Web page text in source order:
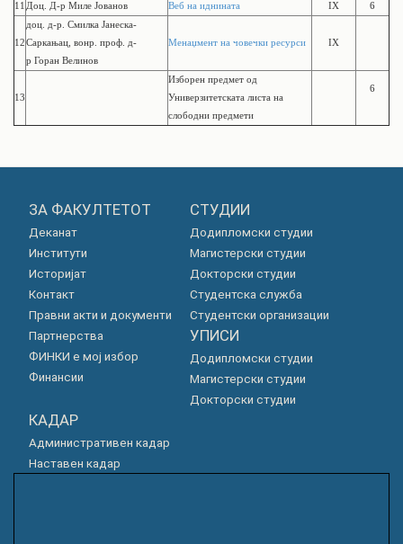
11 Доц. Д-р Миле Јованов Веб на иднината IX 6
12
доц. д-р. Смилка Јанеска-
Саркањац, вонр. проф. д-
р Горан Велинов
Менаџмент на човечки ресурси IX
13
Изборен предмет од
Универзитетската листа на
слободни предмети
6
ЗА ФАКУЛТЕТОТ
Деканат
Институти
Историјат
Контакт
Правни акти и документи
Партнерства
ФИНКИ е мој избор
Финансии
СТУДИИ
Додипломски студии
Магистерски студии
Докторски студии
Студентска служба
Студентски организации
УПИСИ
Додипломски студии
Магистерски студии
Докторски студии
КАДАР
Административен кадар
Наставен кадар